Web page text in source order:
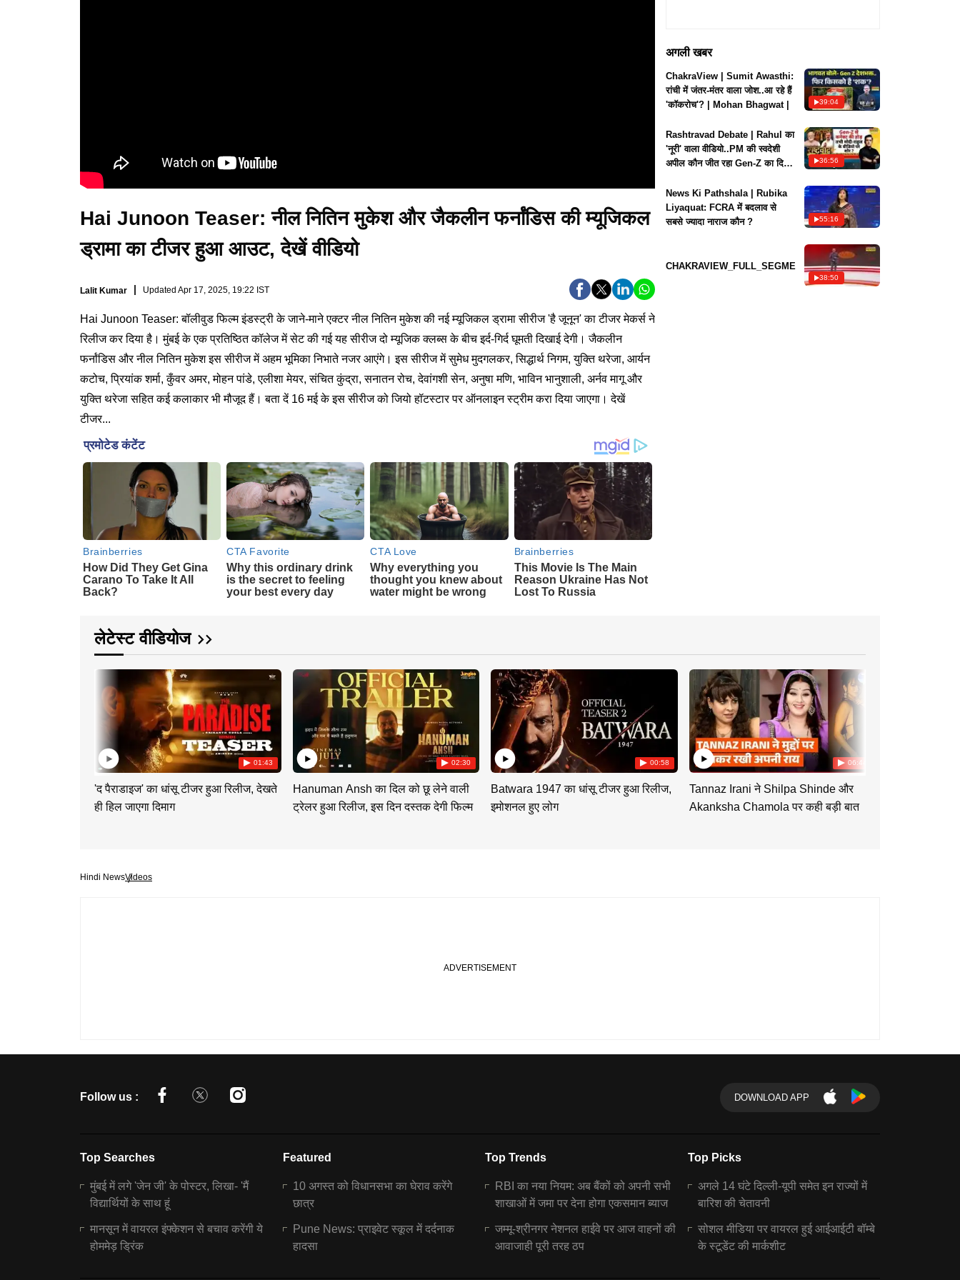
Hai Junoon Teaser: नील नितिन मुकेश और जैकलीन फर्नांडिस की म्यूजिकल
ड्रामा का टीजर हुआ आउट, देखें वीडियो
Lalit Kumar Updated Apr 17, 2025, 19:22 IST
Hai Junoon Teaser: बॉलीवुड फिल्म इंडस्ट्री के जाने-माने एक्टर नील नितिन मुकेश की नई म्यूजिकल ड्रामा सीरीज 'है जूनून' का टीजर मेकर्स ने
रिलीज कर दिया है। मुंबई के एक प्रतिष्ठित कॉलेज में सेट की गई यह सीरीज दो म्यूजिक क्लब्स के बीच इर्द-गिर्द घूमती दिखाई देगी। जैकलीन
फर्नांडिस और नील नितिन मुकेश इस सीरीज में अहम भूमिका निभाते नजर आएंगे। इस सीरीज में सुमेध मुदगलकर, सिद्धार्थ निगम, युक्ति थरेजा, आर्यन
कटोच, प्रियांक शर्मा, कुँवर अमर, मोहन पांडे, एलीशा मेयर, संचित कुंद्रा, सनातन रोच, देवांगशी सेन, अनुषा मणि, भाविन भानुशाली, अर्नव मागू और
युक्ति थरेजा सहित कई कलाकार भी मौजूद हैं। बता दें 16 मई के इस सीरीज को जियो हॉटस्टार पर ऑनलाइन स्ट्रीम करा दिया जाएगा। देखें
टीजर...
अगली खबर
ChakraView | Sumit Awasthi:
रांची में जंतर-मंतर वाला जोश..आ रहे हैं
'कॉकरोच'? | Mohan Bhagwat |
39:04
Rashtravad Debate | Rahul का
'नूरी' वाला वीडियो..PM की स्वदेशी
अपील कौन जीत रहा Gen-Z का दिल
36:56
News Ki Pathshala | Rubika
Liyaquat: FCRA में बदलाव से
सबसे ज्यादा नाराज कौन ?
55:16
CHAKRAVIEW_FULL_SEGMENT
38:50
लेटेस्ट वीडियोज
01:43
'द पैराडाइज' का धांसू टीजर हुआ रिलीज, देखते
ही हिल जाएगा दिमाग
02:30
Hanuman Ansh का दिल को छू लेने वाली
ट्रेलर हुआ रिलीज, इस दिन दस्तक देगी फिल्म
00:58
Batwara 1947 का धांसू टीजर हुआ रिलीज,
इमोशनल हुए लोग
06:44
Tannaz Irani ने Shilpa Shinde और
Akanksha Chamola पर कही बड़ी बात
Hindi NewsVideos
Follow us : DOWNLOAD APP
Top Searches
मुंबई में लगे 'जेन जी' के पोस्टर, लिखा- 'मैं
विद्यार्थियों के साथ हूं
मानसून में वायरल इंफ्केशन से बचाव करेंगी ये
होममेड़ ड्रिंक
Featured
10 अगस्त को विधानसभा का घेराव करेंगे
छात्र
Pune News: प्राइवेट स्कूल में दर्दनाक
हादसा
Top Trends
RBI का नया नियम: अब बैंकों को अपनी सभी
शाखाओं में जमा पर देना होगा एकसमान ब्याज
जम्मू-श्रीनगर नेशनल हाईवे पर आज वाहनों की
आवाजाही पूरी तरह ठप
Top Picks
अगले 14 घंटे दिल्ली-यूपी समेत इन राज्यों में
बारिश की चेतावनी
सोशल मीडिया पर वायरल हुई आईआईटी बॉम्बे
के स्टूडेंट की मार्कशीट